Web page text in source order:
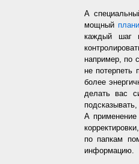
А
мощный
каждый шаг
например, по
не
более
делать вас
А применение
по папкам
информацию.